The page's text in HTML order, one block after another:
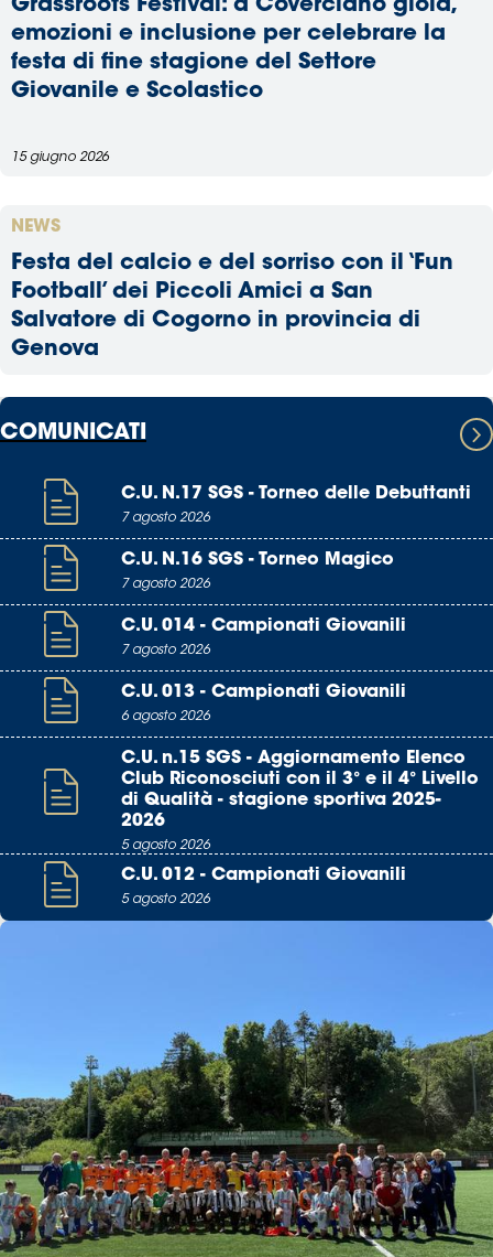
Grassroots Festival: a Coverciano gioia,
emozioni e inclusione per celebrare la
festa di fine stagione del Settore
Giovanile e Scolastico
15 giugno 2026
NEWS
Festa del calcio e del sorriso con il ‘Fun
Football’ dei Piccoli Amici a San
Salvatore di Cogorno in provincia di
Genova
COMUNICATI
C.U. N.17 SGS - Torneo delle Debuttanti
7 agosto 2026
C.U. N.16 SGS - Torneo Magico
7 agosto 2026
C.U. 014 - Campionati Giovanili
7 agosto 2026
C.U. 013 - Campionati Giovanili
6 agosto 2026
C.U. n.15 SGS - Aggiornamento Elenco
Club Riconosciuti con il 3° e il 4° Livello
di Qualità - stagione sportiva 2025-
2026
5 agosto 2026
C.U. 012 - Campionati Giovanili
5 agosto 2026